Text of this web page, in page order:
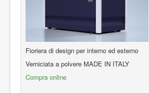
Fioriera di design per interno ed esterno
Verniciata a polvere MADE IN ITALY
Compra online